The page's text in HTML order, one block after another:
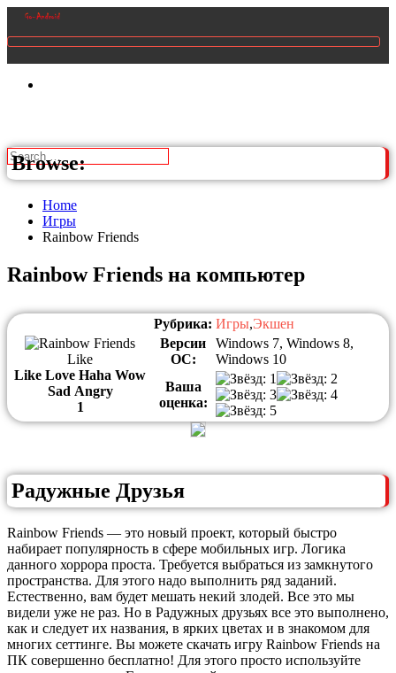
Browse:
Home
Игры
Rainbow Friends
Rainbow Friends на компьютер
Like
Like Love Haha Wow
Sad Angry
1
Рубрика: Игры,Экшен
Версии
ОС:
Windows 7, Windows 8,
Windows 10
Ваша
оценка:
Радужные Друзья
Rainbow Friends — это новый проект, который быстро
набирает популярность в сфере мобильных игр. Логика
данного хоррора проста. Требуется выбраться из замкнутого
пространства. Для этого надо выполнить ряд заданий.
Естественно, вам будет мешать некий злодей. Все это мы
видели уже не раз. Но в Радужных друзьях все это выполнено,
как и следует их названия, в ярких цветах и в знакомом для
многих сеттинге. Вы можете скачать игру Rainbow Friends на
ПК совершенно бесплатно! Для этого просто используйте